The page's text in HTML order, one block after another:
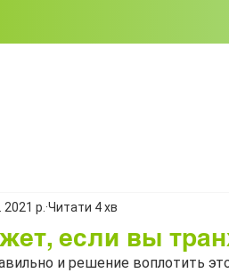
если вы
2021 р. Читати 4 хв
и решение воплотить